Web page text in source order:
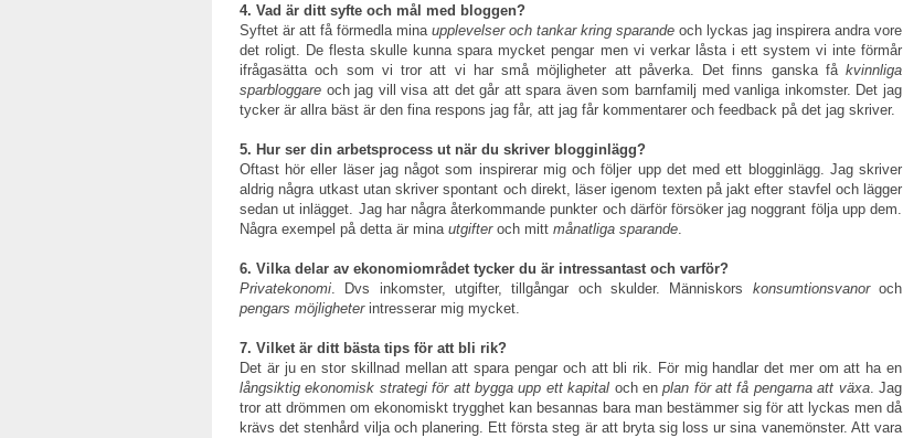
4. Vad är ditt syfte och mål med bloggen?
Syftet är att få förmedla mina upplevelser och tankar kring sparande och lyckas jag inspirera andra vore
det roligt. De flesta skulle kunna spara mycket pengar men vi verkar låsta i ett system vi inte förmår
ifrågasätta och som vi tror att vi har små möjligheter att påverka. Det finns ganska få kvinnliga
sparbloggare och jag vill visa att det går att spara även som barnfamilj med vanliga inkomster. Det jag
tycker är allra bäst är den fina respons jag får, att jag får kommentarer och feedback på det jag skriver.
5. Hur ser din arbetsprocess ut när du skriver blogginlägg?
Oftast hör eller läser jag något som inspirerar mig och följer upp det med ett blogginlägg. Jag skriver
aldrig några utkast utan skriver spontant och direkt, läser igenom texten på jakt efter stavfel och lägger
sedan ut inlägget. Jag har några återkommande punkter och därför försöker jag noggrant följa upp dem.
Några exempel på detta är mina utgifteroch mitt månatliga sparande.
6. Vilka delar av ekonomiområdet tycker du är intressantast och varför?
Privatekonomi. Dvs inkomster, utgifter, tillgångar och skulder. Människors konsumtionsvanoroch
pengars möjligheterintresserar mig mycket.
7. Vilket är ditt bästa tips för att bli rik?
Det är ju en stor skillnad mellan att spara pengar och att bli rik. För mig handlar det mer om att ha en
långsiktig ekonomisk strategi för att bygga upp ett kapital och enplan för att få pengarna att växa. Jag
tror att drömmen om ekonomiskt trygghet kan besannas bara man bestämmer sig för att lyckas men då
krävs det stenhård vilja och planering. Ett första steg är att bryta sig loss ur sina vanemönster. Att vara